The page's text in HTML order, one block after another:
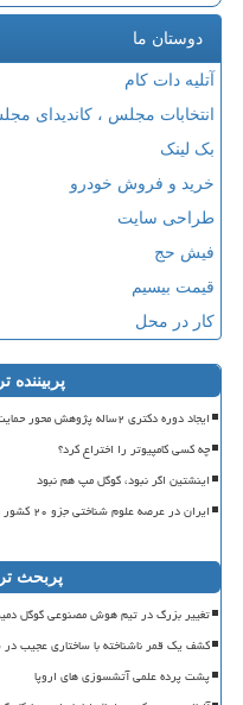
دوستان ما
آتلیه دات کام
انتخابات مجلس ، کاندیدای
بک لینک
خرید و فروش خودرو
طراحی سایت
فیش حج
قیمت بیسیم
کار در محل
پربیننده
ایجاد دوره دکتری ۲ساله پژوهش محور حمایت از آزمایشگاه تحقیقاتی اساتید
چه کسی کامپیوتر را اختراع کرد؟
اینشتین اگر نبود، گوگل مپ هم نبود
ایران در عرصه علوم شناختی جزو ۲۰ کشور برتر جهان است
پربحث
تغییر بزرگ در تیم هوش مصنوعی گوگل
کشف یک قمر ناشناخته با ساختاری عجیب
پشت پرده علمی آتشسوزی های اروپا